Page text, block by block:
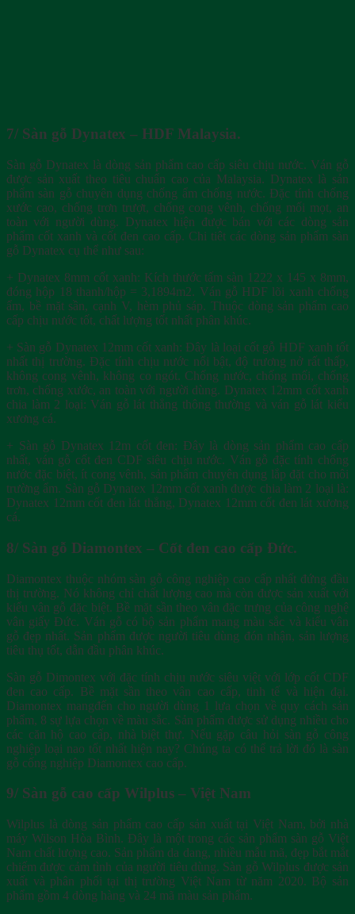
7/ Sàn gỗ Dynatex – HDF Malaysia.
Sàn gỗ Dynatex là dòng sản phẩm cao cấp siêu chịu nước. Ván gỗ
được sản xuất theo tiêu chuẩn cao của Malaysia. Dynatex là sản
phẩm sàn gỗ chuyên dụng chống ẩm chống nước. Đặc tính chống
xước cao, chống trơn trượt, chống cong vênh, chống mối mọt, an
toàn với người dùng. Dynatex hiện được bán với các dòng sản
phẩm cốt xanh và cốt đen cao cấp. Chi tiêt các dòng sản phẩm sàn
gỗ Dynatex cụ thể như sau:
+ Dynatex 8mm cốt xanh: Kích thước tấm sàn 1222 x 145 x 8mm,
đóng hộp 18 thanh/hộp = 3,1894m2. Ván gỗ HDF lõi xanh chống
ẩm, bề mặt sần, cạnh V, hèm phủ sáp. Thuộc dòng sản phẩm cao
cấp chịu nước tốt, chất lượng tốt nhất phân khúc.
+ Sàn gỗ Dynatex 12mm cốt xanh: Đây là loại cốt gỗ HDF xanh tốt
nhất thị trường. Đặc tính chịu nước nổi bật, độ trương nở rất thấp,
không cong vênh, không co ngót. Chống nước, chống mối, chống
trơn, chống xước, an toàn với người dùng. Dynatex 12mm cốt xanh
chia làm 2 loại: Ván gỗ lát thẳng thông thường và ván gỗ lát kiểu
xương cá.
+ Sàn gỗ Dynatex 12m cốt đen: Đây là dòng sản phẩm cao cấp
nhất, ván gỗ cốt đen CDF siêu chịu nước. Ván gỗ đặc tính chống
nước đặc biệt, ít cong vênh, sản phẩm chuyên dụng lắp đặt cho môi
trường ẩm. Sàn gỗ Dynatex 12mm cốt xanh được chia làm 2 loại là:
Dynatex 12mm cốt đen lát thẳng, Dynatex 12mm cốt đen lát xương
cá.
8/ Sàn gỗ Diamontex – Cốt đen cao cấp Đức.
Diamontex thuộc nhóm sàn gỗ công nghiệp cao cấp nhất đứng đầu
thị trường. Nó không chỉ chất lượng cao mà còn được sản xuất với
kiểu vân gỗ đặc biệt. Bề mặt sần theo vân đặc trưng của công nghệ
vân giấy Đức. Ván gỗ có bộ sản phẩm mang màu sắc và kiểu vân
gỗ đẹp nhất. Sản phẩm được người tiêu dùng đón nhận, sản lượng
tiêu thụ tốt, dẫn đầu phân khúc.
Sàn gỗ Dimontex với đặc tính chịu nước siêu việt với lớp cốt CDF
đen cao cấp. Bề mặt sần theo vân cao cấp, tinh tế và hiện đại.
Diamontex mangđến cho người dùng 1 lựa chọn về quy cách sản
phẩm, 8 sự lựa chọn về màu sắc. Sản phẩm được sử dụng nhiều cho
các căn hộ cao cấp, nhà biệt thự. Nếu gặp câu hỏi sàn gỗ công
nghiệp loại nao tốt nhất hiện nay? Chúng ta có thể trả lời đó là sàn
gỗ cống nghiệp Diamontex cao cấp.
9/ Sàn gỗ cao cấp Wilplus – Việt Nam
Wilplus là dòng sản phẩm cao cấp sản xuất tại Việt Nam, bởi nhà
máy Wilson Hòa Bình. Đây là một trong các sản phẩm sàn gỗ Việt
Nam chất lượng cao. Sản phẩm da dang, nhiều mẫu mã, đẹp bắt mắt
chiếm được cảm tình của người tiêu dùng. Sàn gỗ Wilplus được sản
xuất và phân phối tại thị trường Việt Nam từ năm 2020. Bộ sản
phẩm gồm 4 dòng hàng và 24 mã màu sản phẩm.